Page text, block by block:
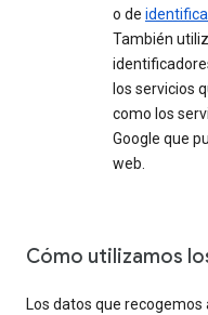
o de
También
los servicios
como los
Google que
web.
Cómo utilizamos
Los datos que